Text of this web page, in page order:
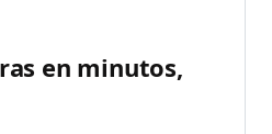
en minutos,